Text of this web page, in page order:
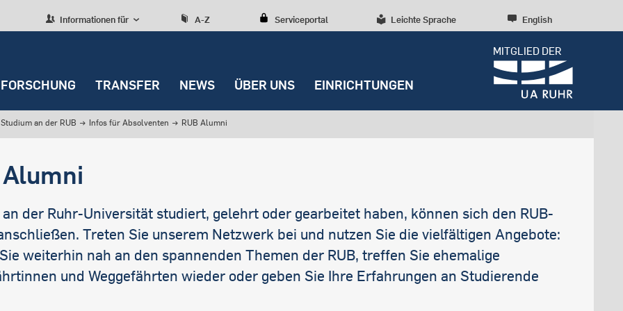
Informationen für A-Z Serviceportal Leichte Sprache English
MITGLIED DER
FÜR ABSOLVENTEN
Management
FORSCHUNG
Areas
Projekte
Preise
Early Career Researchers
TRANSFER
Mission
mit der
Kooperation
NEWS
Hochschulpolitik
Servicemeldungen
Serien
Archiv
Redaktion
ÜBER UNS
UNS
change
Digitalisierung
International
Campusentwicklung
Spenden und Stiften
EINRICHTUNGEN
und Gremien
Beauftragte und
Vertretungen
Studium an der RUB → Infos für Absolventen → RUB Alumni
der Ruhr-Universität studiert, gelehrt oder gearbeitet haben, können sich den RUB-
Treten Sie unserem Netzwerk bei und nutzen Sie die vielfältigen Angebote:
weiterhin nah an den spannenden Themen der RUB, treffen Sie ehemalige
und Weggefährten wieder oder geben Sie Ihre Erfahrungen an Studierende